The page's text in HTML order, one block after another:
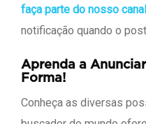
faça parte do nosso
notificação quando o
Aprenda a
Forma!
Conheça as diversas